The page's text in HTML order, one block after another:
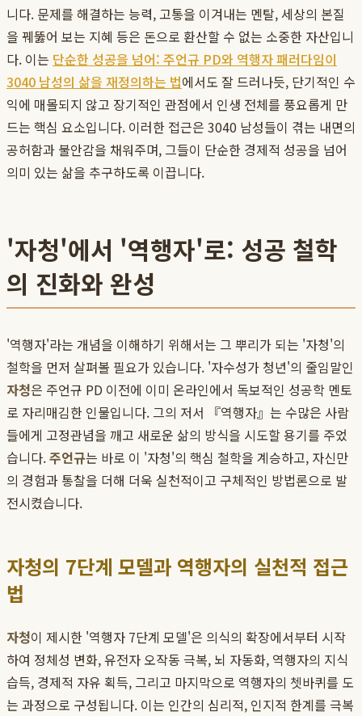
니다. 문제를 해결하는 능력, 고통을 이겨내는 멘탈, 세상의 본질
을 꿰뚫어 보는 지혜 등은 돈으로 환산할 수 없는 소중한 자산입니
다. 이는 단순한 성공을 넘어: 주언규 PD와 역행자 패러다임이
3040 남성의 삶을 재정의하는 법에서도 잘 드러나듯, 단기적인 수
익에 매몰되지 않고 장기적인 관점에서 인생 전체를 풍요롭게 만
드는 핵심 요소입니다. 이러한 접근은 3040 남성들이 겪는 내면의
공허함과 불안감을 채워주며, 그들이 단순한 경제적 성공을 넘어
의미 있는 삶을 추구하도록 이끕니다.
'자청'에서 '역행자'로: 성공 철학
의 진화와 완성
'역행자'라는 개념을 이해하기 위해서는 그 뿌리가 되는 '자청'의
철학을 먼저 살펴볼 필요가 있습니다. '자수성가 청년'의 줄임말인
자청은 주언규 PD 이전에 이미 온라인에서 독보적인 성공학 멘토
로 자리매김한 인물입니다. 그의 저서 『역행자』는 수많은 사람
들에게 고정관념을 깨고 새로운 삶의 방식을 시도할 용기를 주었
습니다.주언규는 바로 이 '자청'의 핵심 철학을 계승하고, 자신만
의 경험과 통찰을 더해 더욱 실천적이고 구체적인 방법론으로 발
전시켰습니다.
자청의 7단계 모델과 역행자의 실천적 접근
법
자청이 제시한 '역행자 7단계 모델'은 의식의 확장에서부터 시작
하여 정체성 변화, 유전자 오작동 극복, 뇌 자동화, 역행자의 지식
습득, 경제적 자유 획득, 그리고 마지막으로 역행자의 쳇바퀴를 도
는 과정으로 구성됩니다. 이는 인간의 심리적, 인지적 한계를 극복